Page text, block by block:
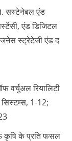
सस्टेनेबल एंड
एंड डिजिटल
स्ट्रेटेजी एंड द
वर्चुअल रियालिटी
1-12;
कृषि के प्रति फसल